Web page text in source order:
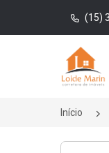
(15)
Página
Início